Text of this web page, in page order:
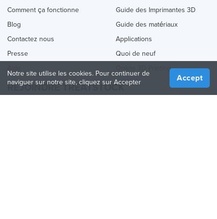
Comment ça fonctionne
Blog
Contactez nous
Presse
Guide des Imprimantes 3D
Guide des matériaux
Applications
Quoi de neuf
Online 3D Printing
REJOINDRE TREATSTOCK
Notre site utilise les cookies. Pour continuer de
naviguer sur notre site, cliquez sur Accepter
Accept